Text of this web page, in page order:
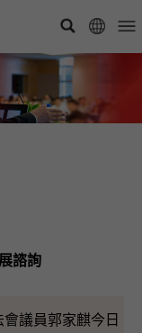
諮詢
議員郭家麒今日